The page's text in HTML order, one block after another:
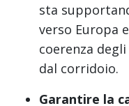
sta
verso Europa
coerenza
dal corridoio.
Garantire la